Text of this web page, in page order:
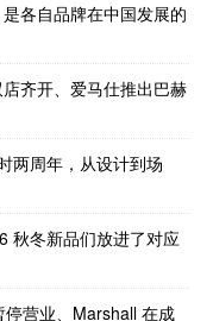
各自品牌在中国发展的
齐开、爱马仕推出巴赫
两周年，从设计到场
秋冬新品们放进了对应
营业、Marshall 在成